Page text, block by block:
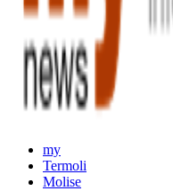
my
Termoli
Molise